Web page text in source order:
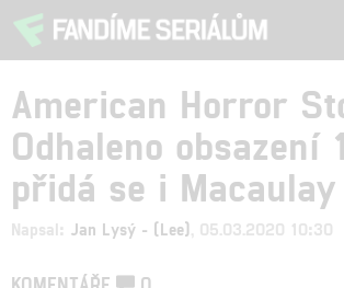
American Horror
Odhaleno obsazení
přidá se i
Napsal: Jan Lysý - (Lee) , 05.03.2020 10:30